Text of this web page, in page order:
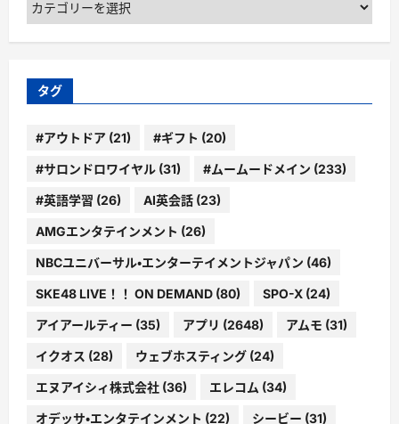
テ
ゴ
ー
タグ
#アウトドア (21) #ギフト (20)
#サロンドロワイヤル (31) #ムームードメイン (233)
#英語学習 (26) AI英会話 (23)
AMGエンタテインメント (26)
NBCユニバーサル・エンターテイメントジャパン (46)
SKE48 LIVE！！ ON DEMAND (80) SPO-X (24)
アイアールティー (35) アプリ (2648) アムモ (31)
イクオス (28) ウェブホスティング (24)
エヌアイシィ株式会社 (36) エレコム (34)
オデッサ・エンタテインメント (22) シービー (31)